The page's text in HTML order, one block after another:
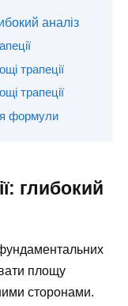
аналіз
трапеції
трапеції
формули
глибокий
площу
сторонами.